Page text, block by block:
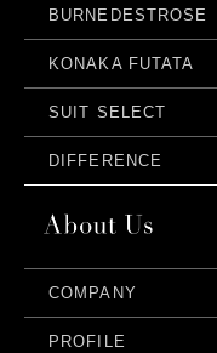
BURNEDESTROSE
KONAKA FUTATA
SUIT SELECT
DIFFERENCE
COMPANY
PROFILE